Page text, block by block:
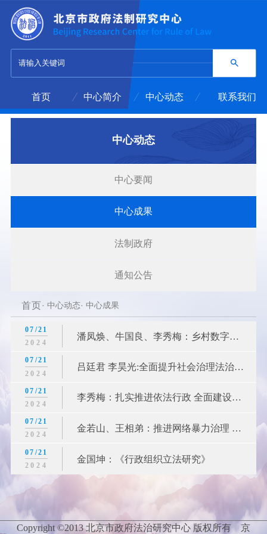
首页 中心简介 中心动态 联系我们
中心动态
中心要闻
中心成果
法制政府
通知公告
首页· 中心动态· 中心成果
07/21
2024
潘凤焕、牛国良、李秀梅：乡村数字金
07/21
2024
吕廷君 李昊光:全面提升社会治理法治化
07/21
2024
李秀梅：扎实推进依法行政 全面建设法
07/21
2024
金若山、王相弟：推进网络暴力治理 以
07/21
2024
金国坤：《行政组织立法研究》
Copyright ©2013 北京市政府法治研究中心 版权所有 京